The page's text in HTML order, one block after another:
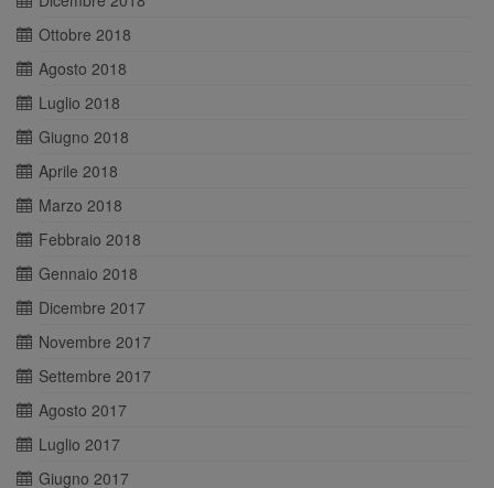
Ottobre 2018
Agosto 2018
Luglio 2018
Giugno 2018
Aprile 2018
Marzo 2018
Febbraio 2018
Gennaio 2018
Dicembre 2017
Novembre 2017
Settembre 2017
Agosto 2017
Luglio 2017
Giugno 2017